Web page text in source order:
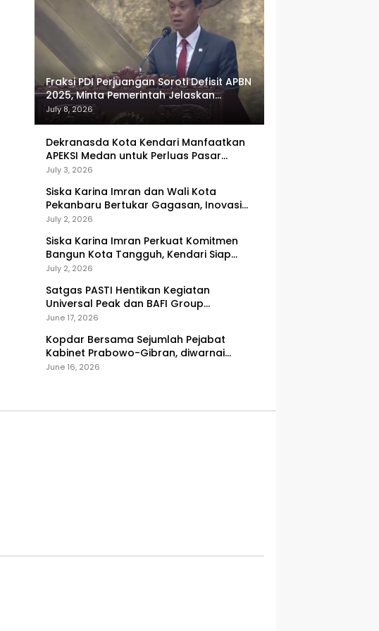
Fraksi PDI Perjuangan Soroti Defisit APBN
2025, Minta Pemerintah Jelaskan
Sejumlah Target yang Tak Tercapai
July 8, 2026
Dekranasda Kota Kendari Manfaatkan
APEKSI Medan untuk Perluas Pasar
UMKM, Tenun Lokal Jadi Primadona
July 3, 2026
Siska Karina Imran dan Wali Kota
Pekanbaru Bertukar Gagasan, Inovasi
Peningkatan PAD Jadi Fokus Diskusi
July 2, 2026
Siska Karina Imran Perkuat Komitmen
Bangun Kota Tangguh, Kendari Siap
Hadapi Tantangan Pangan dan
July 2, 2026
Satgas PASTI Hentikan Kegiatan
Universal Peak dan BAFI Group
Indonesia
June 17, 2026
Kopdar Bersama Sejumlah Pejabat
Kabinet Prabowo-Gibran, diwarnai
Kericuhan
June 16, 2026